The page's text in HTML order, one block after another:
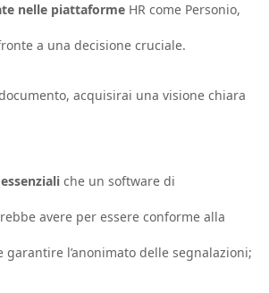
nelle piattaforme HR come Personio,
a una decisione cruciale.
acquisirai una visione chiara
che un software di
avere per essere conforme alla
garantire l’anonimato delle segnalazioni;